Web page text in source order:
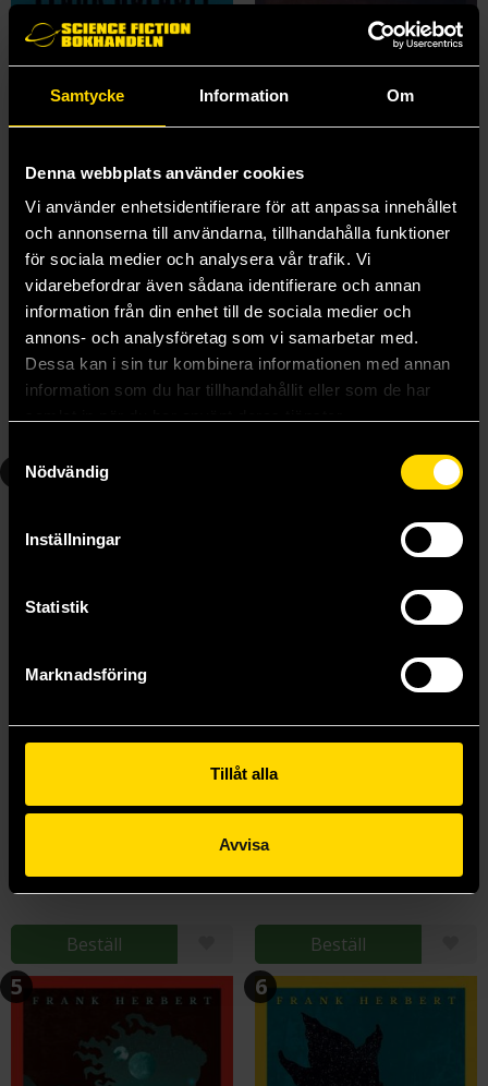
Samtycke Information Om
Denna webbplats använder cookies
Vi använder enhetsidentifierare för att anpassa innehållet
och annonserna till användarna, tillhandahålla funktioner
för sociala medier och analysera vår trafik. Vi
vidarebefordrar även sådana identifierare och annan
information från din enhet till de sociala medier och
annons- och analysföretag som vi samarbetar med.
Dessa kan i sin tur kombinera informationen med annan
information som du har tillhandahållit eller som de har
Nödvändig
Inställningar
Statistik
Marknadsföring
Tillåt alla
Avvisa
The Great Dune Trilogy
Frank Herbert
359 kr
Längre leveranstid
Beställ
Dune Messiah
Frank Herbert
159 kr
Beställ
Children of Dune
159 kr
Beställ
Frank Herbert
159 kr
Beställ
5 6